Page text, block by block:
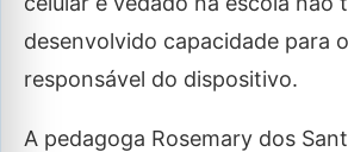
desenvolvido capacidade para
responsável do dispositivo.
A pedagoga Rosemary dos